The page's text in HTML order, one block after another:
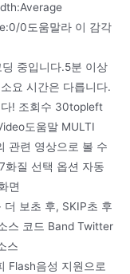
0도움말라 이 감각
중입니다.5분 이상
요 시간은 다릅니다.
다! 조회수 30topleft
도움말 MULTI
관련 영상으로 볼 수
질 선택 옵션 자동
면
보초 후, SKIP초 후
스 코드 Band Twitter
스
음성 지원으로